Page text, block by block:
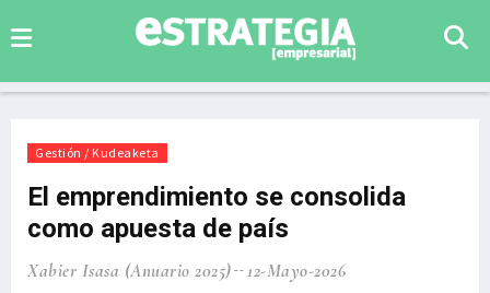
Gestión / Kudeaketa
El emprendimiento se consolida
como apuesta de país
Xabier Isasa (Anuario 2025) 12-Mayo-2026